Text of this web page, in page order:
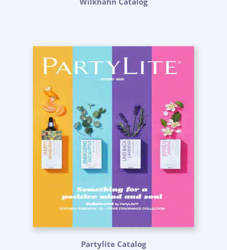
Partylite Catalog